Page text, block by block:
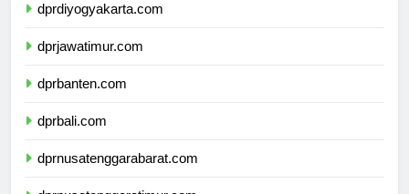
dprdiyogyakarta.com
dprjawatimur.com
dprbanten.com
dprbali.com
dprnusatenggarabarat.com